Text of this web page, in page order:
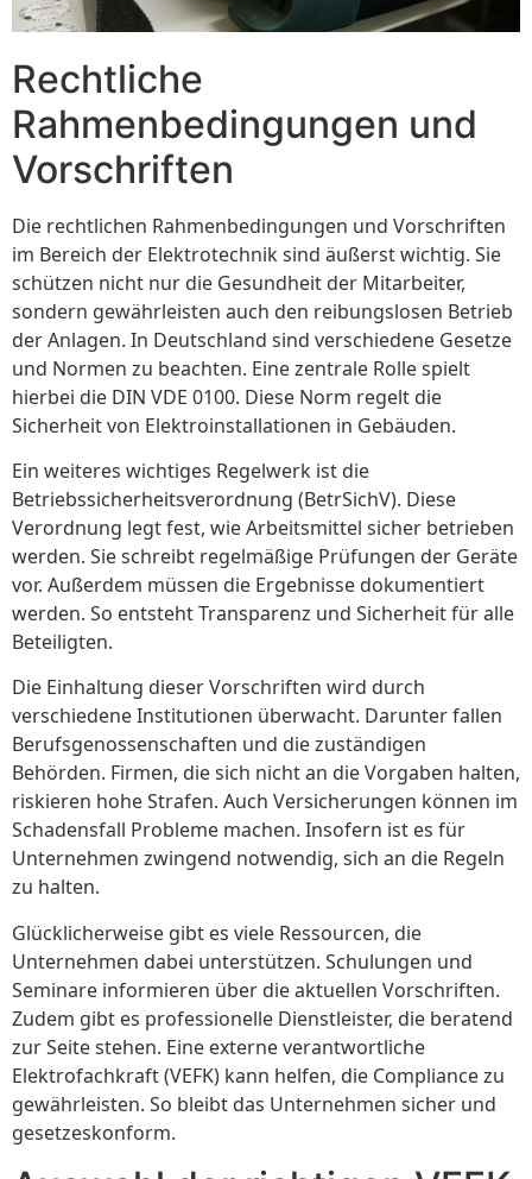
Rechtliche
Rahmenbedingungen und
Vorschriften
Die rechtlichen Rahmenbedingungen und Vorschriften
im Bereich der Elektrotechnik sind äußerst wichtig. Sie
schützen nicht nur die Gesundheit der Mitarbeiter,
sondern gewährleisten auch den reibungslosen Betrieb
der Anlagen. In Deutschland sind verschiedene Gesetze
und Normen zu beachten. Eine zentrale Rolle spielt
hierbei die DIN VDE 0100. Diese Norm regelt die
Sicherheit von Elektroinstallationen in Gebäuden.
Ein weiteres wichtiges Regelwerk ist die
Betriebssicherheitsverordnung (BetrSichV). Diese
Verordnung legt fest, wie Arbeitsmittel sicher betrieben
werden. Sie schreibt regelmäßige Prüfungen der Geräte
vor. Außerdem müssen die Ergebnisse dokumentiert
werden. So entsteht Transparenz und Sicherheit für alle
Beteiligten.
Die Einhaltung dieser Vorschriften wird durch
verschiedene Institutionen überwacht. Darunter fallen
Berufsgenossenschaften und die zuständigen
Behörden. Firmen, die sich nicht an die Vorgaben halten,
riskieren hohe Strafen. Auch Versicherungen können im
Schadensfall Probleme machen. Insofern ist es für
Unternehmen zwingend notwendig, sich an die Regeln
zu halten.
Glücklicherweise gibt es viele Ressourcen, die
Unternehmen dabei unterstützen. Schulungen und
Seminare informieren über die aktuellen Vorschriften.
Zudem gibt es professionelle Dienstleister, die beratend
zur Seite stehen. Eine externe verantwortliche
Elektrofachkraft (VEFK) kann helfen, die Compliance zu
gewährleisten. So bleibt das Unternehmen sicher und
gesetzeskonform.